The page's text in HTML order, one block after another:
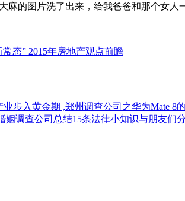
的图片洗了出来，给我爸爸和那个女
态” 2015年房地产观点前瞻
业步入黄金期 ,郑州调查公司之华为Mate 8
姻调查公司总结15条法律小知识与朋友们分